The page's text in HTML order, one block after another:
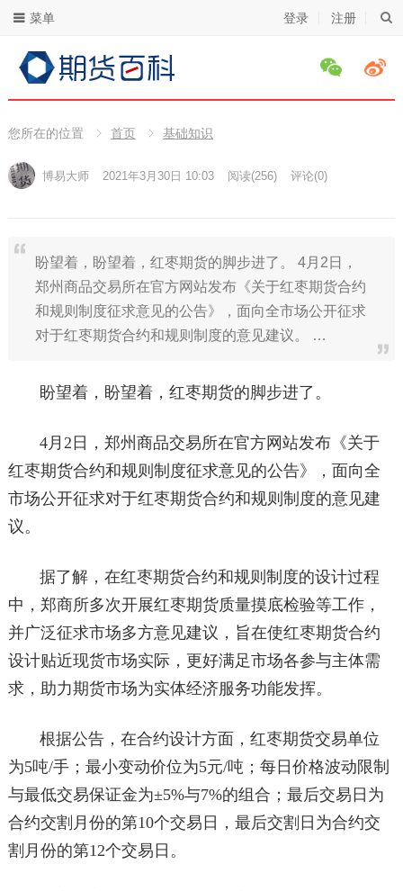
登录 注册
菜单
您所在的位置 首页 基础知识
博易大师 2021年3月30日 10:03 阅读(256) 评论(0)
盼望着，盼望着，红枣期货的脚步进了。 4月2日，
郑州商品交易所在官方网站发布《关于红枣期货合约
和规则制度征求意见的公告》，面向全市场公开征求
对于红枣期货合约和规则制度的意见建议。 …
盼望着，盼望着，红枣期货的脚步进了。
4月2日，郑州商品交易所在官方网站发布《关于
红枣期货合约和规则制度征求意见的公告》，面向全
市场公开征求对于红枣期货合约和规则制度的意见建
议。
据了解，在红枣期货合约和规则制度的设计过程
中，郑商所多次开展红枣期货质量摸底检验等工作，
并广泛征求市场多方意见建议，旨在使红枣期货合约
设计贴近现货市场实际，更好满足市场各参与主体需
求，助力期货市场为实体经济服务功能发挥。
根据公告，在合约设计方面，红枣期货交易单位
为5吨/手；最小变动价位为5元/吨；每日价格波动限制
与最低交易保证金为±5%与7%的组合；最后交易日为
合约交割月份的第10个交易日，最后交割日为合约交
割月份的第12个交易日。